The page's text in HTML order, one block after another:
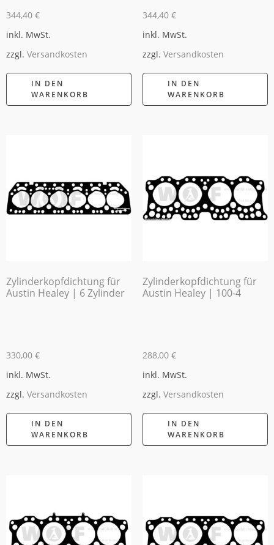
344,40 €
inkl. MwSt.
zzgl. Versandkosten
IN DEN
WARENKORB
344,40 €
inkl. MwSt.
zzgl. Versandkosten
IN DEN
WARENKORB
Zylinderkopfdichtung für
Austin Healey | 6 Zylinder
330,00 €
inkl. MwSt.
zzgl. Versandkosten
IN DEN
WARENKORB
Zylinderkopfdichtung für
Austin Healey | 100-4
288,00 €
inkl. MwSt.
zzgl. Versandkosten
IN DEN
WARENKORB